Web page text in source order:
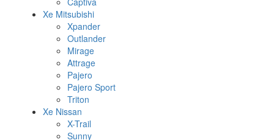
Xe Mitsubishi
Xpander
Outlander
Mirage
Attrage
Pajero
Pajero Sport
Triton
Xe Nissan
X-Trail
Sunny